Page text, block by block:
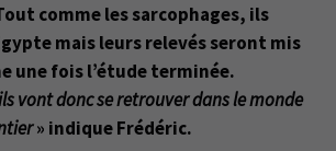
comme les sarcophages, ils
mais leurs relevés seront mis
une fois l’étude terminée.
vont donc se retrouver dans le monde
» indique Frédéric.